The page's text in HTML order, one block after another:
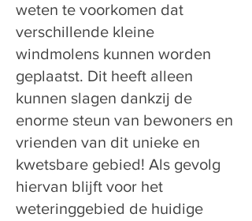
weten te voorkomen dat
verschillende kleine
windmolens kunnen worden
geplaatst. Dit heeft alleen
kunnen slagen dankzij de
enorme steun van bewoners en
vrienden van dit unieke en
kwetsbare gebied! Als gevolg
hiervan blijft voor het
weteringgebied de huidige